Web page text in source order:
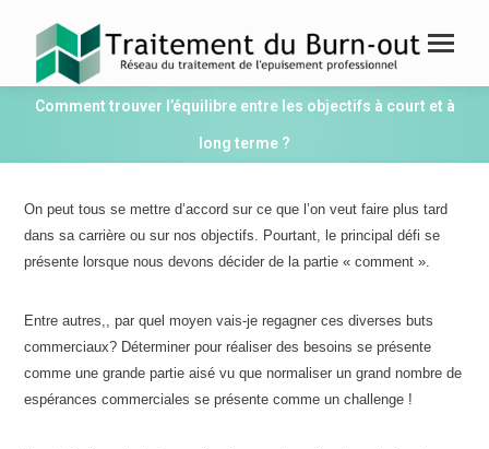
Comment trouver l’équilibre entre les objectifs à court et à
long terme ?
On peut tous se mettre d’accord sur ce que l’on veut faire plus tard
dans sa carrière ou sur nos objectifs. Pourtant, le principal défi se
présente lorsque nous devons décider de la partie « comment ».
Entre autres,, par quel moyen vais-je regagner ces diverses buts
commerciaux? Déterminer pour réaliser des besoins se présente
comme une grande partie aisé vu que normaliser un grand nombre de
espérances commerciales se présente comme un challenge !